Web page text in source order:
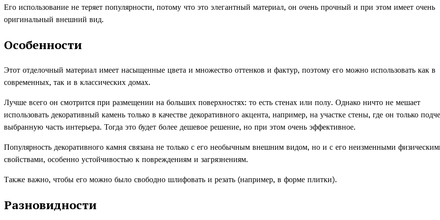
Его использование не теряет популярности, потому что это элегантный материал, он очень прочный и при этом имеет очень
оригинальный внешний вид.
Особенности
Этот отделочный материал имеет насыщенные цвета и множество оттенков и фактур, поэтому его можно использовать как в
современных, так и в классических домах.
Лучше всего он смотрится при размещении на больших поверхностях: то есть стенах или полу. Однако ничто не мешает
использовать декоративный камень только в качестве декоративного акцента, например, на участке стены, где он только
выбранную часть интерьера. Тогда это будет более дешевое решение, но при этом очень эффективное.
Популярность декоративного камня связана не только с его необычным внешним видом, но и с его неизменными
свойствами, особенно устойчивостью к повреждениям и загрязнениям.
Также важно, чтобы его можно было свободно шлифовать и резать (например, в форме плитки).
Разновидности